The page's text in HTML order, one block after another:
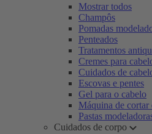
Mostrar todos
Champôs
Pomadas
Penteados
Tratamentos
Cremes para
Cuidados de
Escovas e pentes
Gel para o cabelo
Máquina de cortar
Pastas
Cuidados de corpo